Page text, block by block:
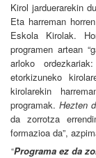
Kirol jarduerarekin
Eta harreman
Eskola Kirolak.
programen artean
arloko
etorkizuneko
kirolarekin
programak. Hezten
da zorrotza
formazioa da”,
“Programa ez da